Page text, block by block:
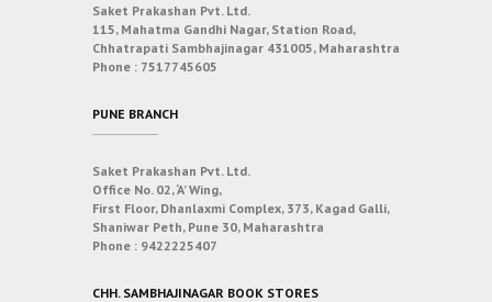
Saket Prakashan Pvt. Ltd.
115, Mahatma Gandhi Nagar, Station Road,
Chhatrapati Sambhajinagar 431005, Maharashtra
Phone : 7517745605
PUNE BRANCH
Saket Prakashan Pvt. Ltd.
Office No. 02, ‘A’ Wing,
First Floor, Dhanlaxmi Complex, 373, Kagad Galli,
Shaniwar Peth, Pune 30, Maharashtra
Phone : 9422225407
CHH. SAMBHAJINAGAR BOOK STORES